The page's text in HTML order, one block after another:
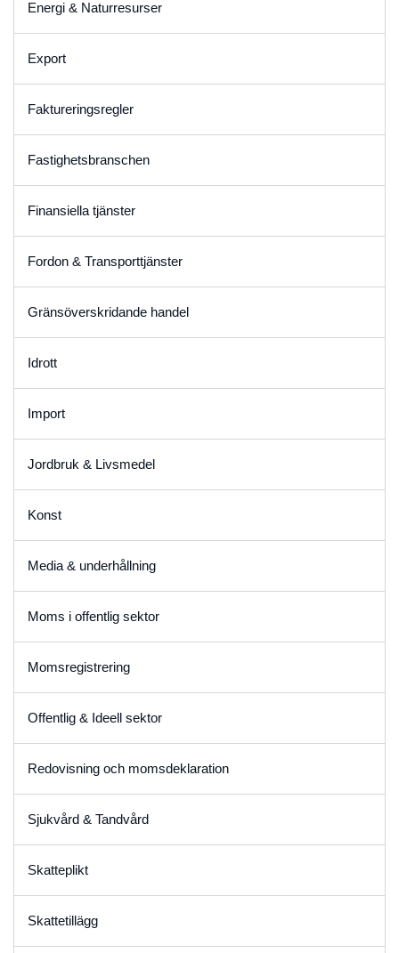
Energi & Naturresurser
Export
Faktureringsregler
Fastighetsbranschen
Finansiella tjänster
Fordon & Transporttjänster
Gränsöverskridande handel
Idrott
Import
Jordbruk & Livsmedel
Konst
Media & underhållning
Moms i offentlig sektor
Momsregistrering
Offentlig & Ideell sektor
Redovisning och momsdeklaration
Sjukvård & Tandvård
Skatteplikt
Skattetillägg